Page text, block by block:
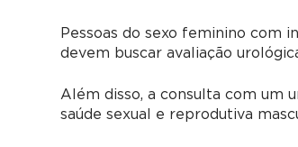
Pessoas do sexo feminino com
devem buscar avaliação
Além disso, a consulta com um
saúde sexual e reprodutiva